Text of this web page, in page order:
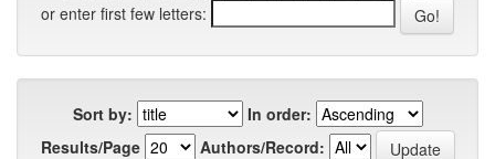
or enter first few letters:
Sort by:
In order:
Results/Page
Authors/Record: